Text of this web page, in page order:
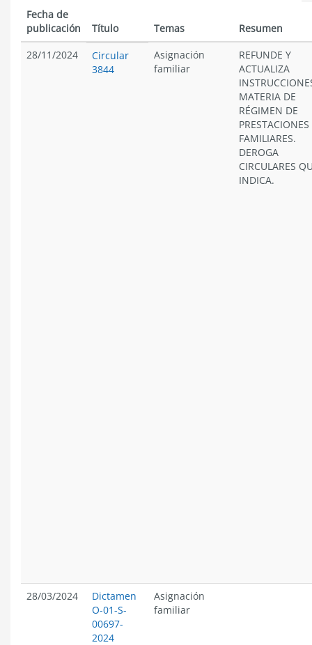
Fecha de
publicación
Título Temas
Resumen
28/11/2024
Circular
3844
Asignación
familiar
REFUNDE Y
ACTUALIZA
MATERIA DE
RÉGIMEN DE
PRESTACIONES
FAMILIARES.
DEROGA
CIRCULARES
INDICA.
28/03/2024
Dictamen
O-01-S-
00697-
2024
Asignación
familiar